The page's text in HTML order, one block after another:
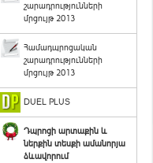
շարադրությունների
մրցույթ 2013
Համադպրոցական
շարադրությունների
մրցույթ 2013
DUEL PLUS
Դպրոցի արտաքին և
ներքին տեսքի ամանորյա
ձևավորում